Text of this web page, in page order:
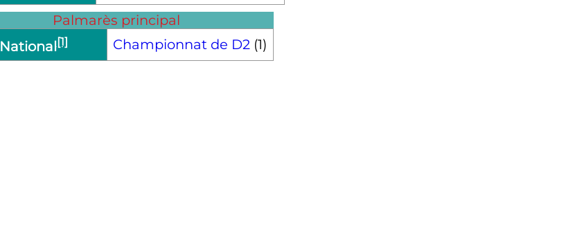
Palmarès principal
National[1] Championnat de D2 (1)